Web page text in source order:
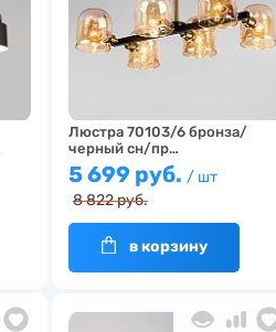
Люстра 70103/6 бронза/
черный сн/пр…
5 699 руб. / шт
8 822 руб.
в корзину